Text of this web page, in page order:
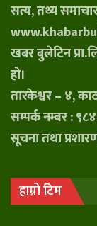
सत्य, तथ्य
खबर बुलेटिन
हो।
तारकेश्वर – ४,
सम्पर्क नम्बर :
सूचना तथा
हाम्रो टिम